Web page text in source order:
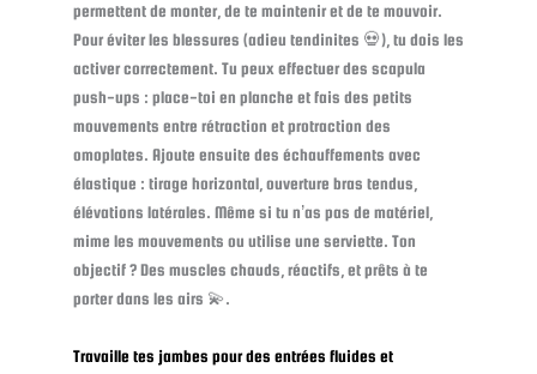
permettent de monter, de te maintenir et de te mouvoir.
Pour éviter les blessures (adieu tendinites 💀), tu dois les
activer correctement. Tu peux effectuer des scapula
push-ups : place-toi en planche et fais des petits
mouvements entre rétraction et protraction des
omoplates. Ajoute ensuite des échauffements avec
élastique : tirage horizontal, ouverture bras tendus,
élévations latérales. Même si tu n’as pas de matériel,
mime les mouvements ou utilise une serviette. Ton
objectif ? Des muscles chauds, réactifs, et prêts à te
porter dans les airs 💫.
Travaille tes jambes pour des entrées fluides et